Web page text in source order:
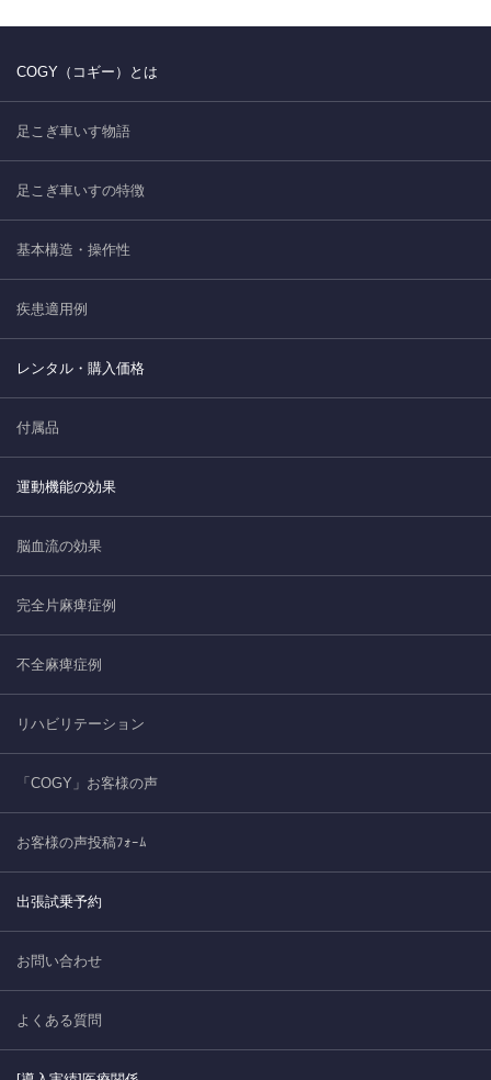
COGY（コギー）とは
足こぎ車いす物語
足こぎ車いすの特徴
基本構造・操作性
疾患適用例
レンタル・購入価格
付属品
運動機能の効果
脳血流の効果
完全片麻痺症例
不全麻痺症例
リハビリテーション
「COGY」お客様の声
お客様の声投稿ﾌｫｰﾑ
出張試乗予約
お問い合わせ
よくある質問